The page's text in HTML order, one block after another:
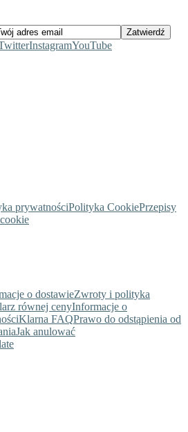
InstagramYouTube
prywatnościPolityka CookiePrzepisy
o dostawieZwroty i polityka
równej cenyInformacje o
Klarna FAQPrawo do odstąpienia od
Jak anulować